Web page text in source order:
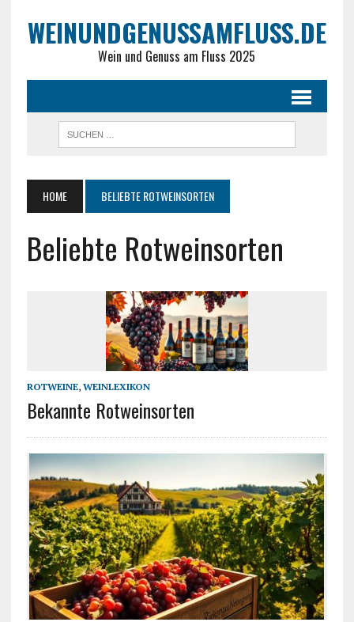
WEINUNDGENUSSAMFLUSS.DE
Wein und Genuss am Fluss 2025
HOME BELIEBTE ROTWEINSORTEN
Beliebte Rotweinsorten
ROTWEINE, WEINLEXIKON
Bekannte Rotweinsorten